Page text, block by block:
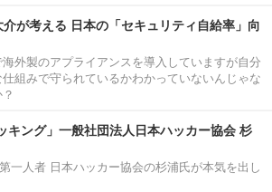
が考える 日本の「セキュリティ自給率」向
外製のアプライアンスを導入していますが自分
組みで守られているかわかっていないんじゃな
キング」一般社団法人日本ハッカー協会 杉
一人者 日本ハッカー協会の杉浦氏が本気を出し